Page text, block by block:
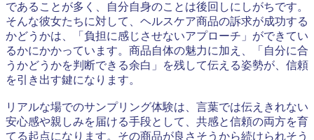
であることが多く、自分自身のことは後回しにしがちです。
そんな彼女たちに対して、ヘルスケア商品の訴求が成功する
かどうかは、「負担に感じさせないアプローチ」ができてい
るかにかかっています。商品自体の魅力に加え、「自分に合
うかどうかを判断できる余白」を残して伝える姿勢が、信頼
を引き出す鍵になります。
リアルな場でのサンプリング体験は、言葉では伝えきれない
安心感や親しみを届ける手段として、共感と信頼の両方を育
てる起点になります。その商品が良さそうから続けられそう